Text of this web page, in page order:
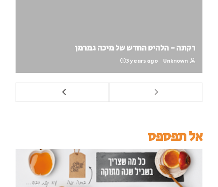
רקתה - הלהיט החדש של מיכה גמרמן
Unknown
3 years ago
אל תפספס